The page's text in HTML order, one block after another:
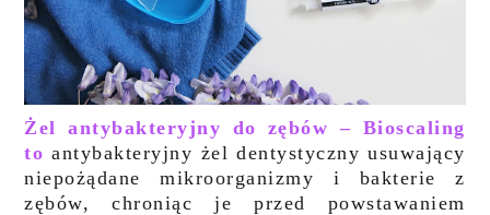
Żel antybakteryjny do zębów – Bioscaling
to antybakteryjny żel dentystyczny usuwający
niepożądane mikroorganizmy i bakterie z
zębów, chroniąc je przed powstawaniem